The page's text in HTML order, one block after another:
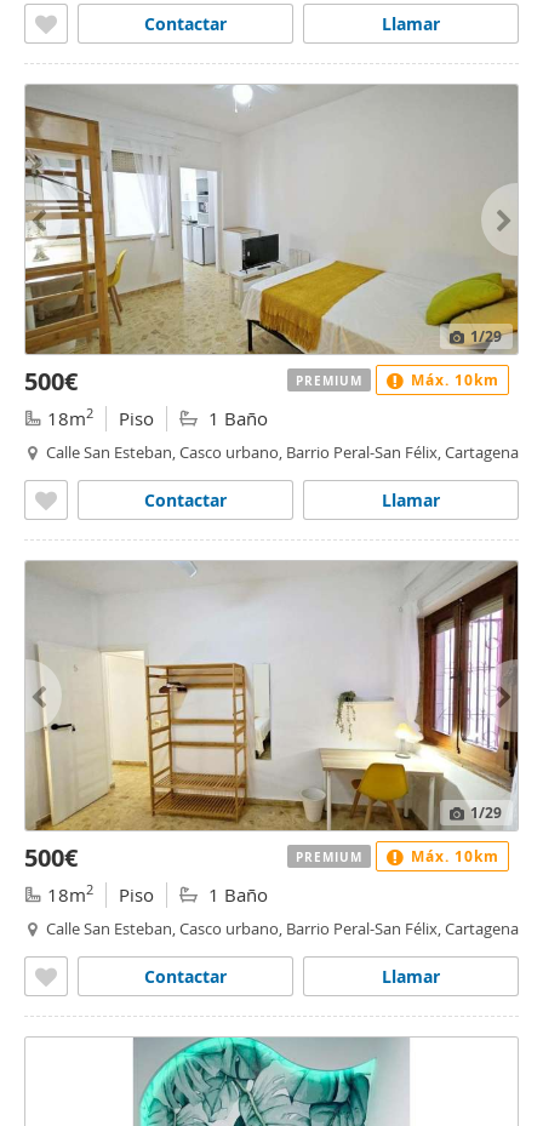
Llamar
Contactar
1/29
500€
18m2 Piso 1 Baño
Calle San Esteban, Casco urbano, Barrio Peral-San Félix, Cartagena
Llamar
Contactar
PREMIUM Máx. 10km
1/29
500€
18m2 Piso 1 Baño
Calle San Esteban, Casco urbano, Barrio Peral-San Félix, Cartagena
Llamar
Contactar
PREMIUM Máx. 10km